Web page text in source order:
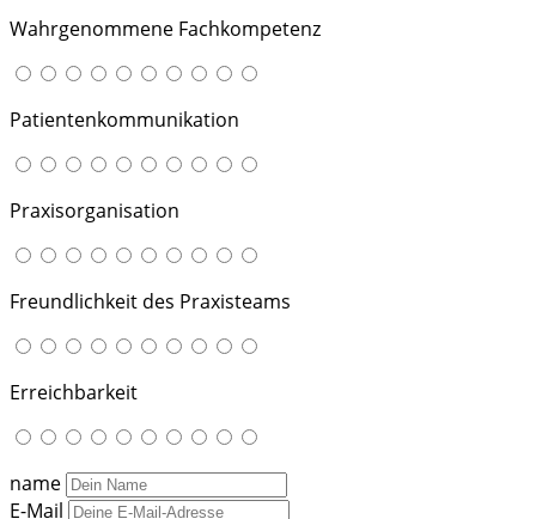
Wahrgenommene Fachkompetenz
Patientenkommunikation
Praxisorganisation
Freundlichkeit des Praxisteams
Erreichbarkeit
name
E-Mail